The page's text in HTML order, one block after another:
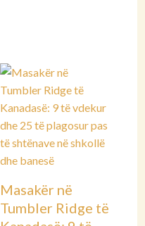
Masakër në
Tumbler Ridge të